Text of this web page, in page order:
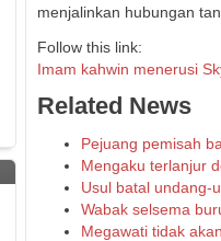
menjalinkan hubungan
Follow this link:
Imam kahwin menerusi
Related News
Pejuang pemisah
Mengaku terlanjur
Usul batal undang-
Wabak selsema
Megawati tidak